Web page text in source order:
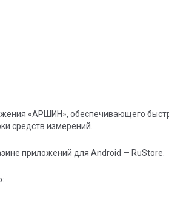
«АРШИН», обеспечивающего
средств измерений.
приложений для Android — RuStore.